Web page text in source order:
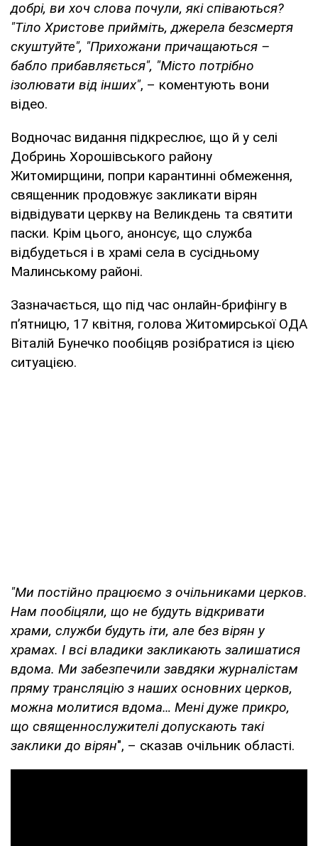
добрі, ви хоч слова почули, які співаються?
"Тіло Христове прийміть, джерела безсмертя
скуштуйте", "Прихожани причащаються –
бабло прибавляється", "Місто потрібно
ізолювати від інших", – коментують вони
відео.
Водночас видання підкреслює, що й у селі
Добринь Хорошівського району
Житомирщини, попри карантинні обмеження,
священник продовжує закликати вірян
відвідувати церкву на Великдень та святити
паски. Крім цього, анонсує, що служба
відбудеться і в храмі села в сусідньому
Малинському районі.
Зазначається, що під час онлайн-брифінгу в
п’ятницю, 17 квітня, голова Житомирської ОДА
Віталій Бунечко пообіцяв розібратися із цією
ситуацією.
"Ми постійно працюємо з очільниками церков.
Нам пообіцяли, що не будуть відкривати
храми, служби будуть іти, але без вірян у
храмах. І всі владики закликають залишатися
вдома. Ми забезпечили завдяки журналістам
пряму трансляцію з наших основних церков,
можна молитися вдома… Мені дуже прикро,
що священнослужителі допускають такі
заклики до вірян", – сказав очільник області.